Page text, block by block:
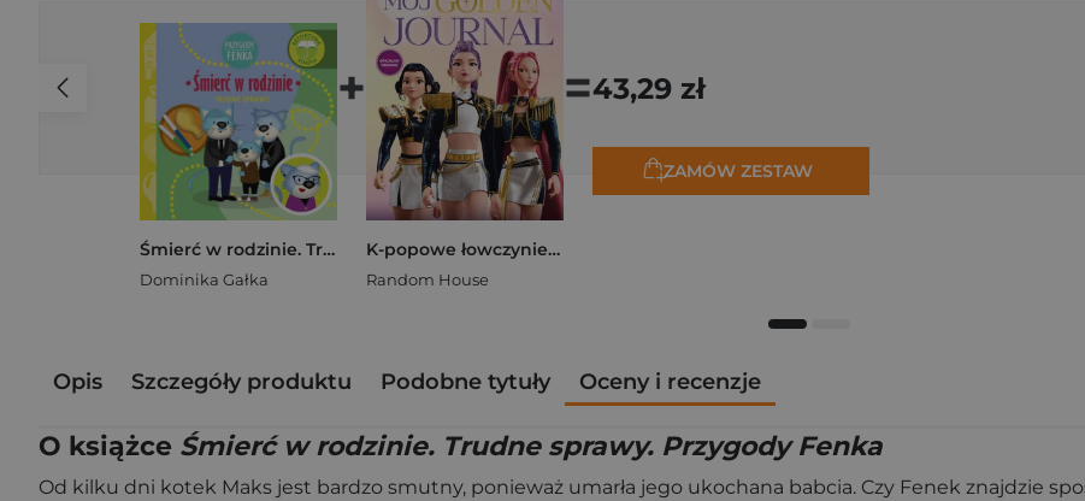
Śmierć w rodzinie. Trudne sprawy. Przygody Fenka
Dominika Gałka
+
K-popowe łowczynie demonów. Mój golden journal. Oficjalny dziennik
Random House
=43,29 zł
ZAMÓW ZESTAW
Opis Szczegóły produktu Podobne tytuły Oceny i recenzje
O książce Śmierć w rodzinie. Trudne sprawy. Przygody Fenka
Od kilku dni kotek Maks jest bardzo smutny, ponieważ umarła jego ukochana babcia. Czy Fenek znajdzie